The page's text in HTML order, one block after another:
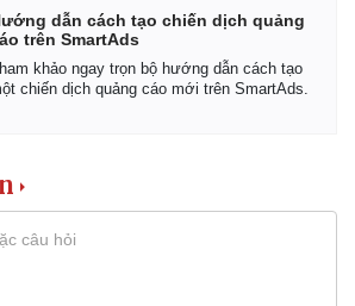
dẫn cách tạo chiến dịch quảng
trên SmartAds
khảo ngay trọn bộ hướng dẫn cách tạo
chiến dịch quảng cáo mới trên SmartAds.